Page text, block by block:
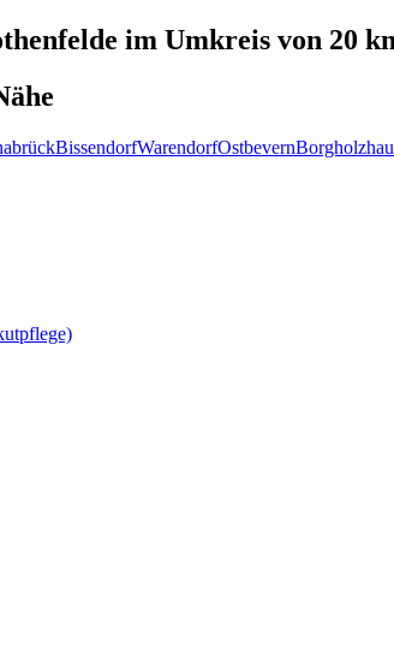
im Umkreis von 20
BissendorfWarendorfOstbevern